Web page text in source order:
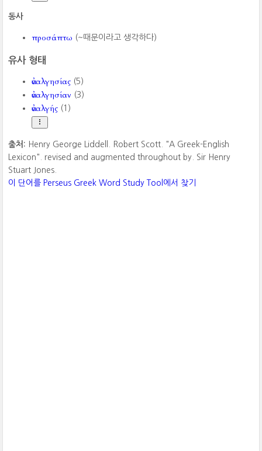
동사
προσάπτω (~때문이라고 생각하다)
유사 형태
ἀναλγησίας (5)
ἀναλγησίαν (3)
ἀναλγής (1)
출처: Henry George Liddell. Robert Scott. "A Greek-English
Lexicon". revised and augmented throughout by. Sir Henry
Stuart Jones.
이 단어를 Perseus Greek Word Study Tool에서 찾기